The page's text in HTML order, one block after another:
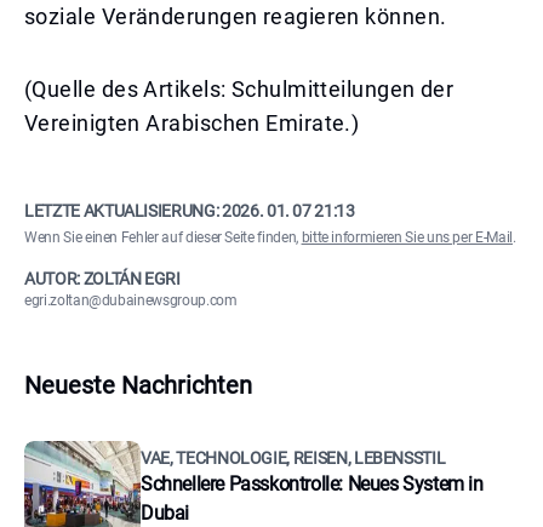
soziale Veränderungen reagieren können.
(Quelle des Artikels: Schulmitteilungen der
Vereinigten Arabischen Emirate.)
LETZTE AKTUALISIERUNG:2026. 01. 07 21:13
Wenn Sie einen Fehler auf dieser Seite finden, bitte informieren Sie uns per E-Mail .
AUTOR: ZOLTÁN EGRI
egri.zoltan@dubainewsgroup.com
Neueste Nachrichten
VAE, TECHNOLOGIE, REISEN, LEBENSSTIL
Schnellere Passkontrolle: Neues System in
Dubai